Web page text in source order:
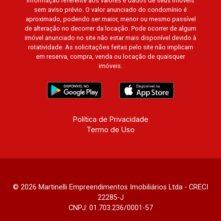
sem aviso prévio. O valor anunciado do condomínio é
aproximado, podendo ser maior, menor ou mesmo passível
de alteração no decorrer da locação. Pode ocorrer de algum
imóvel anunciado no site não estar mais disponível devido à
rotatividade. As solicitações feitas pelo site não implicam
em reserva, compra, venda ou locação de quaisquer
imóveis.
Política de Privacidade
Termo de Uso
© 2026 Martinelli Empreendimentos Imobiliários Ltda - CRECI
22285-J
CNPJ: 01.703.236/0001-57